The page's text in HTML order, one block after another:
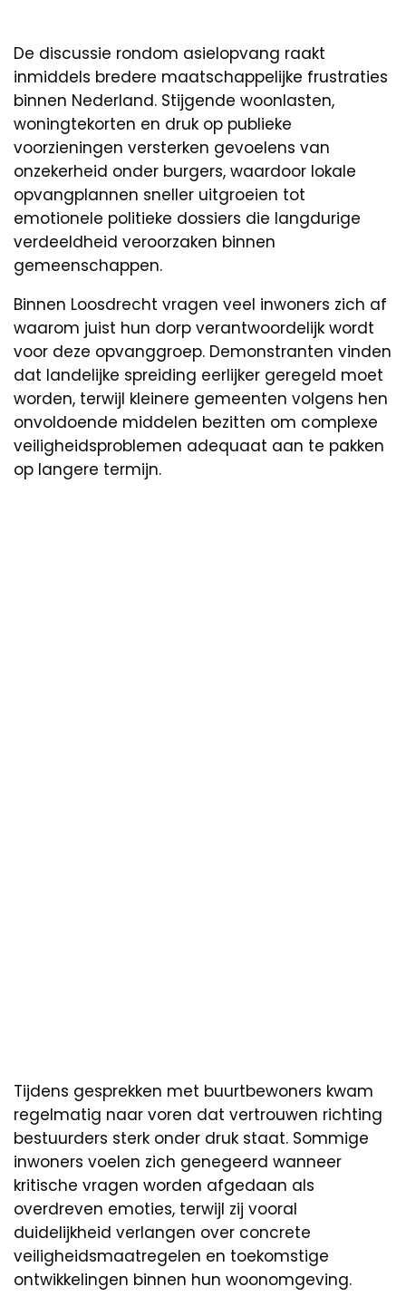
De discussie rondom asielopvang raakt
inmiddels bredere maatschappelijke frustraties
binnen Nederland. Stijgende woonlasten,
woningtekorten en druk op publieke
voorzieningen versterken gevoelens van
onzekerheid onder burgers, waardoor lokale
opvangplannen sneller uitgroeien tot
emotionele politieke dossiers die langdurige
verdeeldheid veroorzaken binnen
gemeenschappen.
Binnen Loosdrecht vragen veel inwoners zich af
waarom juist hun dorp verantwoordelijk wordt
voor deze opvanggroep. Demonstranten vinden
dat landelijke spreiding eerlijker geregeld moet
worden, terwijl kleinere gemeenten volgens hen
onvoldoende middelen bezitten om complexe
veiligheidsproblemen adequaat aan te pakken
op langere termijn.
Tijdens gesprekken met buurtbewoners kwam
regelmatig naar voren dat vertrouwen richting
bestuurders sterk onder druk staat. Sommige
inwoners voelen zich genegeerd wanneer
kritische vragen worden afgedaan als
overdreven emoties, terwijl zij vooral
duidelijkheid verlangen over concrete
veiligheidsmaatregelen en toekomstige
ontwikkelingen binnen hun woonomgeving.